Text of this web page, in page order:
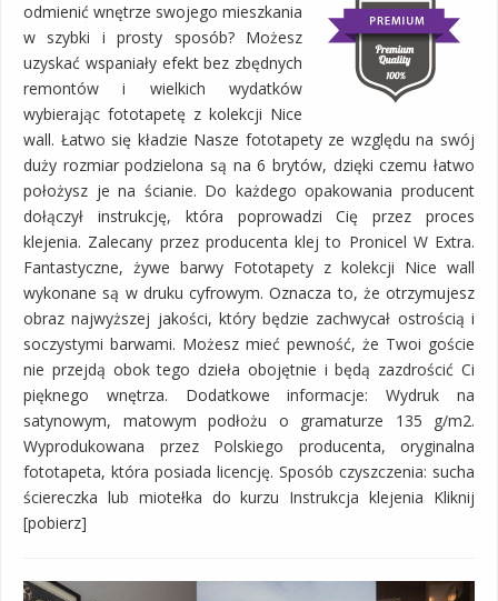
odmienić wnętrze swojego mieszkania
w szybki i prosty sposób? Możesz
uzyskać wspaniały efekt bez zbędnych
remontów i wielkich wydatków
wybierając fototapetę z kolekcji Nice
wall. Łatwo się kładzie Nasze fototapety ze względu na swój
duży rozmiar podzielona są na 6 brytów, dzięki czemu łatwo
położysz je na ścianie. Do każdego opakowania producent
dołączył instrukcję, która poprowadzi Cię przez proces
klejenia. Zalecany przez producenta klej to Pronicel W Extra.
Fantastyczne, żywe barwy Fototapety z kolekcji Nice wall
wykonane są w druku cyfrowym. Oznacza to, że otrzymujesz
obraz najwyższej jakości, który będzie zachwycał ostrością i
soczystymi barwami. Możesz mieć pewność, że Twoi goście
nie przejdą obok tego dzieła obojętnie i będą zazdrościć Ci
pięknego wnętrza. Dodatkowe informacje: Wydruk na
satynowym, matowym podłożu o gramaturze 135 g/m2.
Wyprodukowana przez Polskiego producenta, oryginalna
fototapeta, która posiada licencję. Sposób czyszczenia: sucha
ściereczka lub miotełka do kurzu Instrukcja klejenia Kliknij
[pobierz]